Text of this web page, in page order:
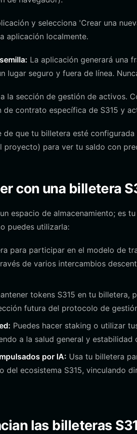
y selecciona 'Crear una
aplicación localmente.
La aplicación generará una
lugar seguro y fuera de línea.
la sección de gestión de activos.
contrato específica de S315 y
de que tu billetera esté
proyecto) para ver tu saldo con
con una billetera
espacio de almacenamiento; es
puedes utilizarla:
para participar en el modelo de
de varios intercambios
tokens S315 en tu billetera,
futura del protocolo de
Puedes hacer staking o utilizar
a la salud general y
por IA: Usa tu billetera
del ecosistema S315, vinculando
las billeteras